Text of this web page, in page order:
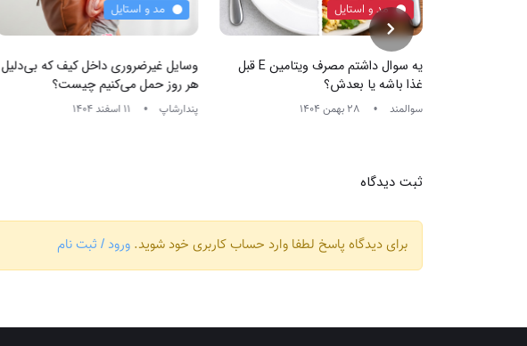
مد و استایل
یه سوال داشتم مصرف ویتامین E قبل
غذا باشه یا بعدش؟
سوالمند
مد و استایل
وسایل غیرضروری داخل کیف که بی‌دلیل
هر روز حمل می‌کنیم چیست؟
پندارشاپ
ثبت دیدگاه
برای دیدگاه پاسخ لطفا وارد حساب کاربری خود شوید. ورود / ثبت نام